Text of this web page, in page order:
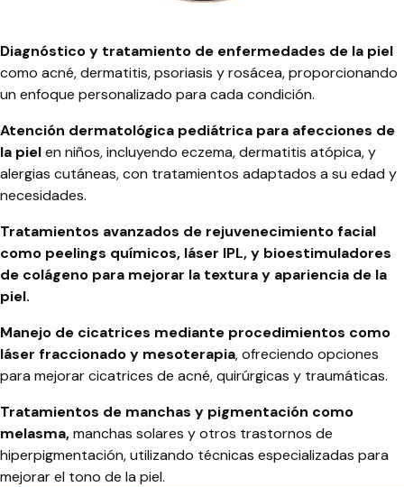
Diagnóstico y tratamiento de enfermedades de la piel
como acné, dermatitis, psoriasis y rosácea, proporcionando
un enfoque personalizado para cada condición.
Atención dermatológica pediátrica para afecciones de
la pielen niños, incluyendo eczema, dermatitis atópica, y
alergias cutáneas, con tratamientos adaptados a su edad y
necesidades.
Tratamientos avanzados de rejuvenecimiento facial
como peelings químicos, láser IPL, y bioestimuladores
de colágeno para mejorar la textura y apariencia de la
piel.
Manejo de cicatrices mediante procedimientos como
láser fraccionado y mesoterapia, ofreciendo opciones
para mejorar cicatrices de acné, quirúrgicas y traumáticas.
Tratamientos de manchas y pigmentación como
melasma,manchas solares y otros trastornos de
hiperpigmentación, utilizando técnicas especializadas para
mejorar el tono de la piel.